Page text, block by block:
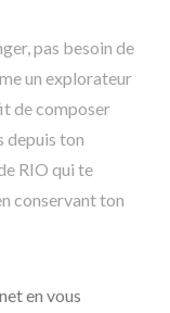
pas besoin de
un explorateur
de composer
depuis ton
RIO qui te
conservant ton
en vous